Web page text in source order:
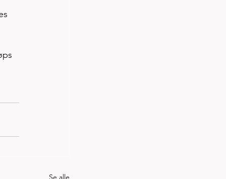
Se alle